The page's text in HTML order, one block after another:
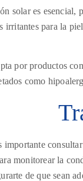
solar es esencial,
para la
por productos
como
importante
monitorear la
de que sean